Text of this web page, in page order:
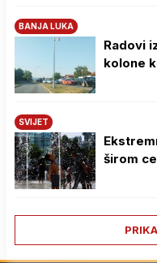
BANJA LUKA
Radovi
kolone
SVIJET
širom